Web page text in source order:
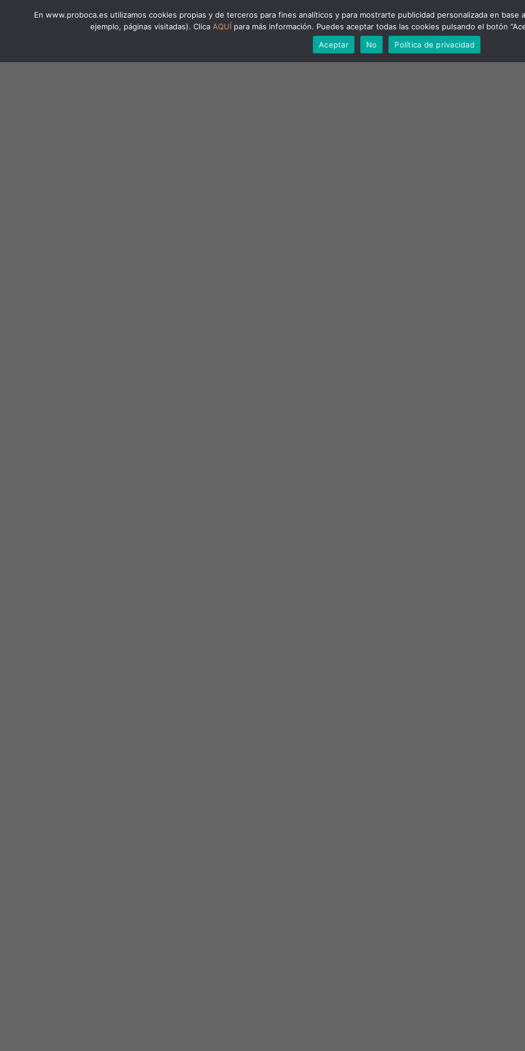
En www.proboca.es utilizamos cookies propias y de terceros para fines analíticos y para mostrarte publicidad personalizada en
ejemplo, páginas visitadas). Clica AQUÍpara más información. Puedes aceptar todas las cookies pulsando el botón
Aceptar
No Política de privacidad